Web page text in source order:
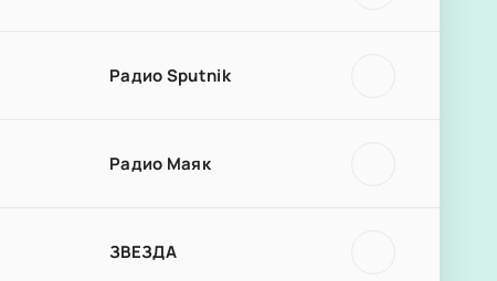
Радио Sputnik
Радио Маяк
ЗВЕЗДА